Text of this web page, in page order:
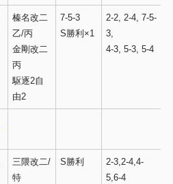
榛名改二
乙/丙
金剛改二
丙
駆逐2自
由2
7-5-3
S勝利×1
2-2, 2-4, 7-5-
3,
4-3, 5-3, 5-4
三隈改二/
特
S勝利
2-3,2-4,4-
5,6-4